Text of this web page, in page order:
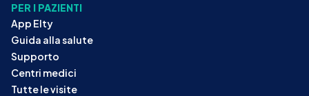
PER I PAZIENTI
App Elty
Guida alla salute
Supporto
Centri medici
Tutte le visite